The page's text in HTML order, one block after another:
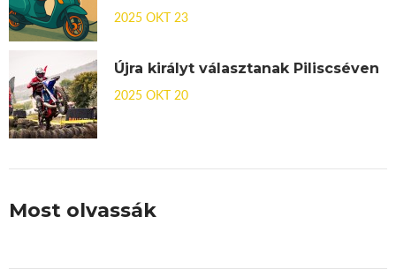
2025 OKT 23
Újra királyt választanak Piliscséven
2025 OKT 20
Most olvassák